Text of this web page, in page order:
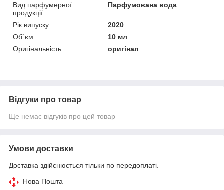
Вид парфумерної
продукції
Парфумована вода
Рік випуску
2020
Об`єм
10 мл
Оригінальність
оригінал
Відгуки про товар
Ще немає відгуків про цей товар
Умови доставки
Доставка здійснюється тільки по передоплаті.
Нова Пошта